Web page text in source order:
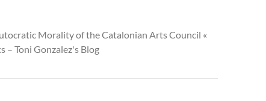
Morality of the Catalonian Arts Council «
– Toni Gonzalez's Blog